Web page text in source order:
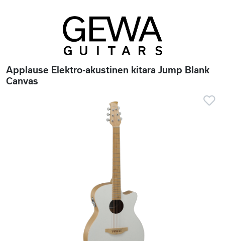
Applause Elektro-akustinen kitara Jump Blank
Canvas